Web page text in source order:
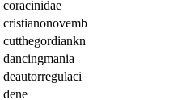
coracinidae
cristianonovemb
cutthegordiankn
dancingmania
deautorregulaci
dene